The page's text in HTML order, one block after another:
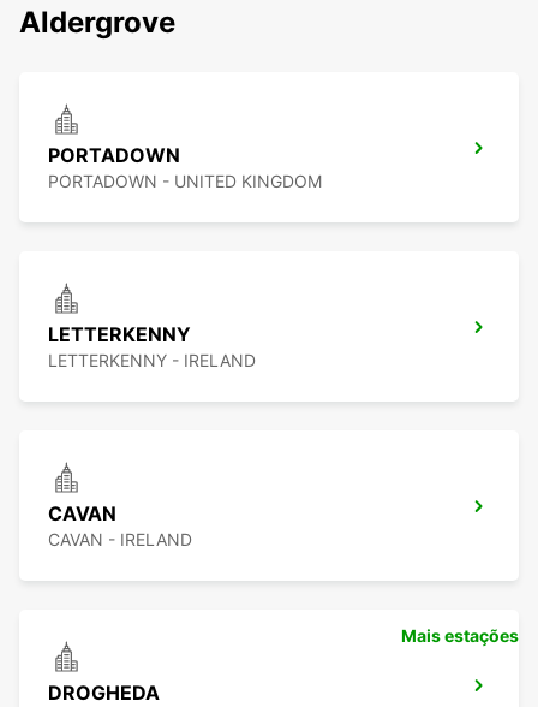
Aldergrove
PORTADOWN
PORTADOWN - UNITED KINGDOM
LETTERKENNY
LETTERKENNY - IRELAND
CAVAN
CAVAN - IRELAND
DROGHEDA
Mais estações